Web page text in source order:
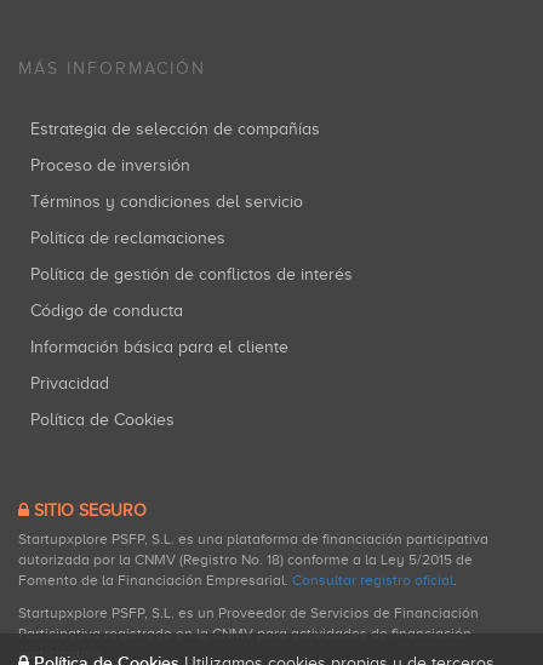
MÁS INFORMACIÓN
Estrategia de selección de compañías
Proceso de inversión
Términos y condiciones del servicio
Política de reclamaciones
Política de gestión de conflictos de interés
Código de conducta
Información básica para el cliente
Privacidad
Política de Cookies
SITIO SEGURO
Startupxplore PSFP, S.L. es una plataforma de financiación participativa
autorizada por la CNMV (Registro No. 18) conforme a la Ley 5/2015 de
Fomento de la Financiación Empresarial. Consultar registro oficial
Startupxplore PSFP, S.L. es un Proveedor de Servicios de Financiación
Participativa registrado en la CNMV para actividades de financiación
participativa.